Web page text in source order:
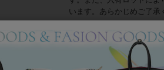
います。あらかじめご了承
商品番号 2120101-